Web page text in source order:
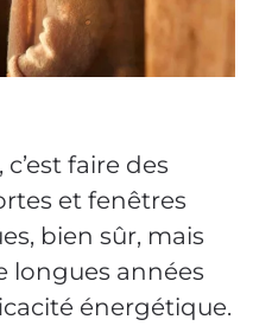
faire des
et fenêtres
bien sûr, mais
longues années
énergétique.